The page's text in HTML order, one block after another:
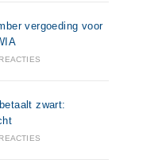
vergoeding voor
zwart: